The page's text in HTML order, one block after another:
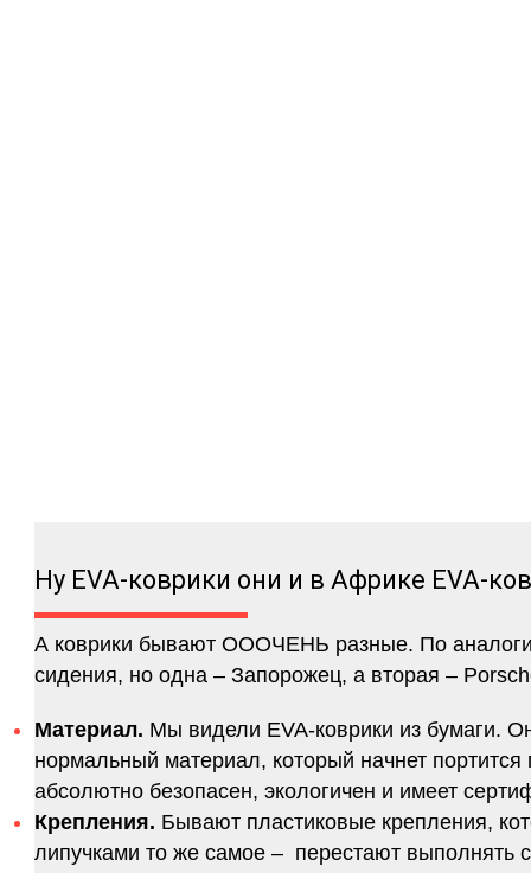
Ну EVA-коврики они и в Африке EVA-
А коврики бывают ОООЧЕНЬ разные. По
сидения, но одна – Запорожец, а вторая –
Материал. Мы видели EVA-коврики из бумаги.
нормальный материал, который начнет
абсолютно безопасен, экологичен и имеет
Крепления. Бывают пластиковые крепления,
липучками то же самое – перестают